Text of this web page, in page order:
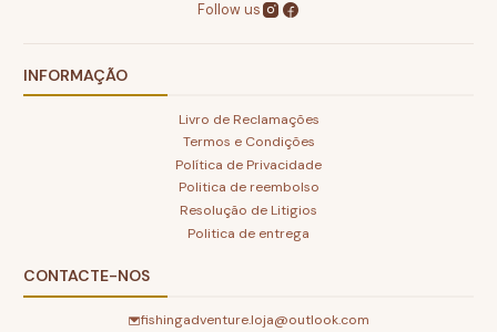
Follow us
INFORMAÇÃO
Livro de Reclamações
Termos e Condições
Política de Privacidade
Politica de reembolso
Resolução de Litigios
Politica de entrega
CONTACTE-NOS
fishingadventure.loja@outlook.com